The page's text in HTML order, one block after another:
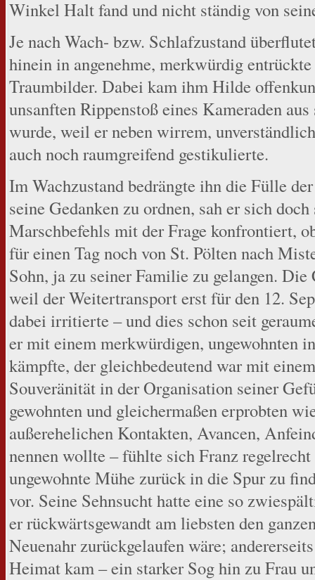
Winkel Halt fand und nicht ständig von
Je nach Wach- bzw. Schlafzustand
hinein in angenehme, merkwürdig
Traumbilder. Dabei kam ihm Hilde
unsanften Rippenstoß eines Kameraden
wurde, weil er neben wirrem,
auch noch raumgreifend gestikulierte.
Im Wachzustand bedrängte ihn die Fülle
seine Gedanken zu ordnen, sah er sich
Marschbefehls mit der Frage konfrontiert,
für einen Tag noch von St. Pölten nach
Sohn, ja zu seiner Familie zu gelangen.
weil der Weitertransport erst für den 12.
dabei irritierte – und dies schon seit
er mit einem merkwürdigen, ungewohnten
kämpfte, der gleichbedeutend war mit
Souveränität in der Organisation seiner
gewohnten und gleichermaßen erprobten
außerehelichen Kontakten, Avancen,
nennen wollte – fühlte sich Franz
ungewohnte Mühe zurück in die Spur zu
vor. Seine Sehnsucht hatte eine so
er rückwärtsgewandt am liebsten den
Neuenahr zurückgelaufen wäre;
Heimat kam – ein starker Sog hin zu Frau